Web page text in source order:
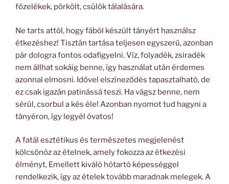
főzelékek, pörkölt, csülök tálalására.
Ne tarts attól, hogy fából készült tányért használsz
étkezéshez! Tisztán tartása teljesen egyszerű, azonban
pár dologra fontos odafigyelni. Víz, folyadék, zsiradék
nem állhat sokáig benne, így használat után érdemes
azonnal elmosni. Idővel elszíneződés tapasztalható, de
ez csak igazán patinássá teszi. Ha vágsz benne, nem
sérül, csorbul a kés éle! Azonban nyomot tud hagyni a
tányéron, így legyél óvatos!
A fatál esztétikus és természetes megjelenést
kölcsönöz az ételnek, amely fokozza az étkezési
élményt, Emellett kiváló hótartó képességgel
rendelkezik, így az ételek tovább maradnak melegek. A